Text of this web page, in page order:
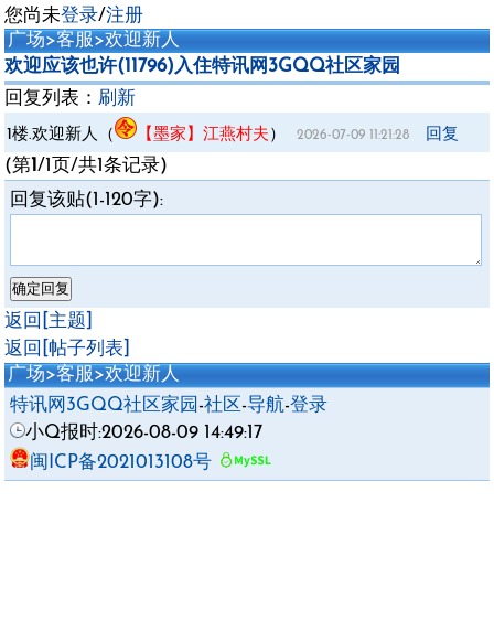
您尚未登录/注册
广场>客服>欢迎新人
欢迎应该也许(11796)入住特讯网3GQQ社区家园
回复列表： 刷新
1楼.欢迎新人 （ 【墨家】江燕村夫 ） 2026-07-09 11:21:28 回复
(第1 /1页/共1条记录)
回复该贴(1-120字):
返回[主题]
返回[帖子列表]
广场>客服>欢迎新人
特讯网3GQQ社区家园 -社区 -导航-登录
小Q报时:2026-08-09 14:49:17
闽ICP备2021013108号